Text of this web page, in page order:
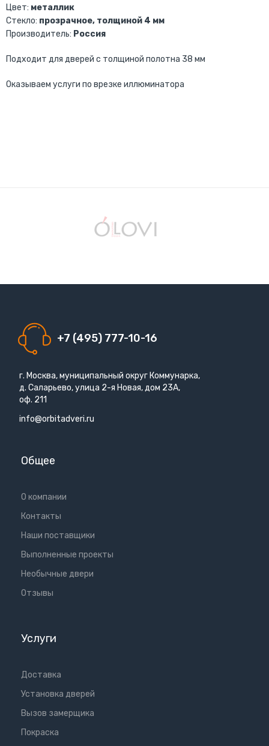
Цвет: металлик
Стекло: прозрачное, толщиной 4 мм
Производитель: Россия
Подходит для дверей с толщиной полотна 38 мм
Оказываем услуги по врезке иллюминатора
+7 (495) 777-10-16
г. Москва, муниципальный округ Коммунарка,
д. Саларьево, улица 2-я Новая, дом 23А,
оф. 211
info@orbitadveri.ru
Общее
О компании
Контакты
Наши поставщики
Выполненные проекты
Необычные двери
Отзывы
Услуги
Доставка
Установка дверей
Вызов замерщика
Покраска